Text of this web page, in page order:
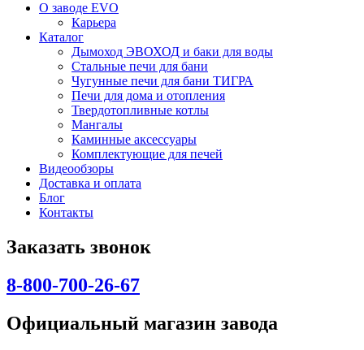
О заводе EVO
Карьера
Каталог
Дымоход ЭВОХОД и баки для воды
Стальные печи для бани
Чугунные печи для бани ТИГРА
Печи для дома и отопления
Твердотопливные котлы
Мангалы
Каминные аксессуары
Комплектующие для печей
Видеообзоры
Доставка и оплата
Блог
Контакты
Заказать звонок
8-800-700-26-67
Официальный магазин завода